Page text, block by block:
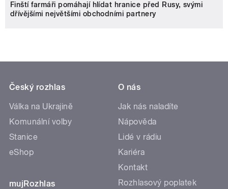
Finští farmáři pomáhají hlídat hranice před Rusy, svými
dřívějšími největšími obchodními partnery
Český rozhlas
Válka na Ukrajině
Komunální volby
Stanice
eShop
mujRozhlas
O nás
Jak nás naladíte
Nápověda
Lidé v rádiu
Kariéra
Kontakt
Rozhlasový poplatek